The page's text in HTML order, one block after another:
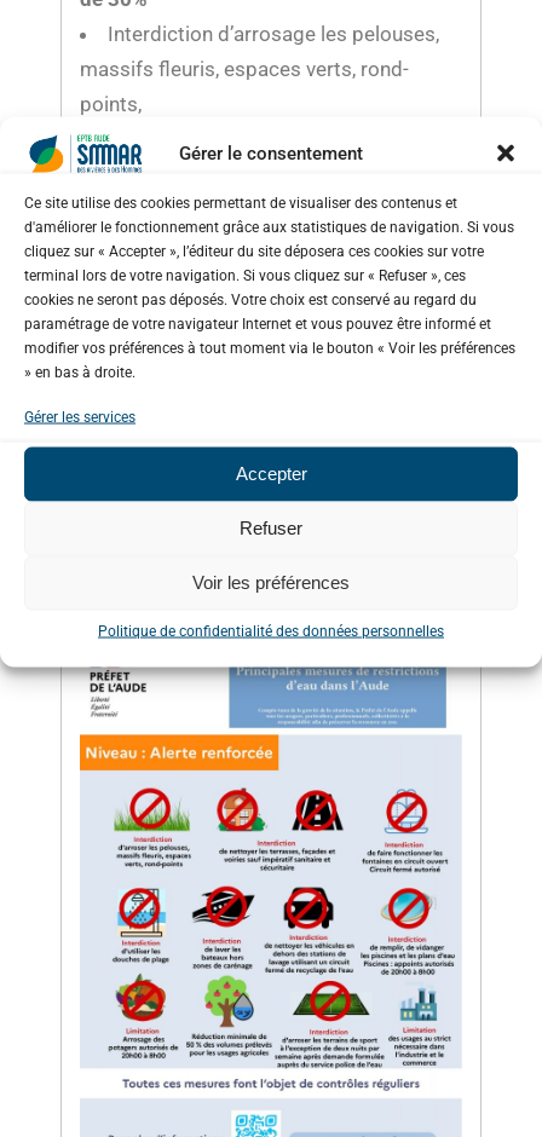
Gérer le consentement
Ce site utilise des cookies permettant de visualiser des contenus et
d'améliorer le fonctionnement grâce aux statistiques de navigation. Si vous
cliquez sur « Accepter », l’éditeur du site déposera ces cookies sur votre
terminal lors de votre navigation. Si vous cliquez sur « Refuser », ces
cookies ne seront pas déposés. Votre choix est conservé au regard du
paramétrage de votre navigateur Internet et vous pouvez être informé et
modifier vos préférences à tout moment via le bouton « Voir les préférences
» en bas à droite.
Gérer les services
Accepter
Refuser
Voir les préférences
Politique de confidentialité des données personnelles
Interdiction d’arrosage les pelouses,
massifs fleuris, espaces verts, rond-
points,
Interdiction totale de nettoyage des
façades
Limitation de l’arrosage des potagers
jardins de 11h à 18h
Interdiction de laver son véhicule et
engin nautique
en dehors des
installations professionnelles de lavage
pouvant justifier d’un système de
recyclage de l’eau
…liste non exhaustive découvrez
l’annexe portant sur les restrictions